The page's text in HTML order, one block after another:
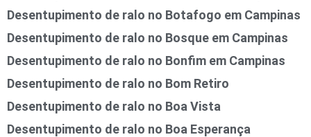
Desentupimento de ralo no Botafogo em Campinas
Desentupimento de ralo no Bosque em Campinas
Desentupimento de ralo no Bonfim em Campinas
Desentupimento de ralo no Bom Retiro
Desentupimento de ralo no Boa Vista
Desentupimento de ralo no Boa Esperança